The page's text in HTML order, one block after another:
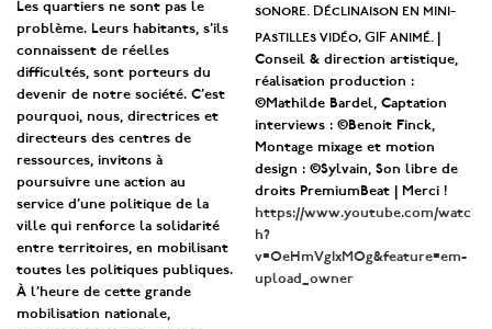
Les quartiers ne sont pas le
problème. Leurs habitants, s’ils
connaissent de réelles
difficultés, sont porteurs du
devenir de notre société. C’est
pourquoi, nous, directrices et
directeurs des centres de
ressources, invitons à
poursuivre une action au
service d’une politique de la
ville qui renforce la solidarité
entre territoires, en mobilisant
toutes les politiques publiques.
À l’heure de cette grande
mobilisation nationale,
sonore. Déclinaison en mini-
pastilles vidéo, GIF animé.
Conseil & direction artistique,
réalisation production :
©Mathilde Bardel, Captation
interviews : ©Benoit Finck,
Montage mixage et motion
design : ©Sylvain, Son libre de
droits PremiumBeat | Merci !
https://www.youtube.com/watc
h?
v=OeHmVgIxMOg&feature=em-
upload_owner